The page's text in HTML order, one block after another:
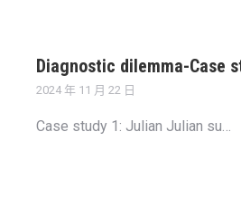
Diagnostic dilemma-Case
2024 年 11 月 22 日
Case study 1: Julian Julian su…